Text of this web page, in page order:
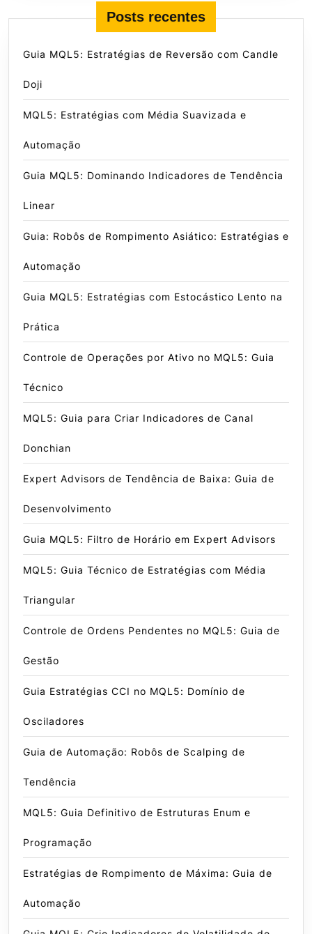
Posts recentes
Guia MQL5: Estratégias de Reversão com Candle
Doji
MQL5: Estratégias com Média Suavizada e
Automação
Guia MQL5: Dominando Indicadores de Tendência
Linear
Guia: Robôs de Rompimento Asiático: Estratégias e
Automação
Guia MQL5: Estratégias com Estocástico Lento na
Prática
Controle de Operações por Ativo no MQL5: Guia
Técnico
MQL5: Guia para Criar Indicadores de Canal
Donchian
Expert Advisors de Tendência de Baixa: Guia de
Desenvolvimento
Guia MQL5: Filtro de Horário em Expert Advisors
MQL5: Guia Técnico de Estratégias com Média
Triangular
Controle de Ordens Pendentes no MQL5: Guia de
Gestão
Guia Estratégias CCI no MQL5: Domínio de
Osciladores
Guia de Automação: Robôs de Scalping de
Tendência
MQL5: Guia Definitivo de Estruturas Enum e
Programação
Estratégias de Rompimento de Máxima: Guia de
Automação